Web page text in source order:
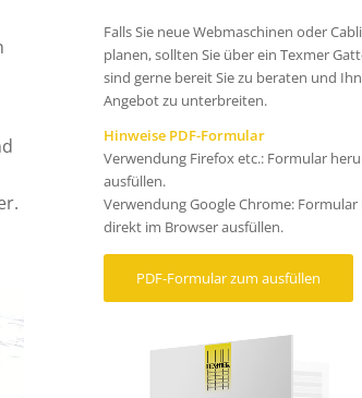
Falls Sie neue Webmaschinen oder
planen, sollten Sie über ein Texmer
sind gerne bereit Sie zu beraten und
Angebot zu unterbreiten.
Hinweise PDF-Formular
Verwendung Firefox etc.: Formular
ausfüllen.
Verwendung Google Chrome:
direkt im Browser ausfüllen.
PDF-Formular zum ausfüllen